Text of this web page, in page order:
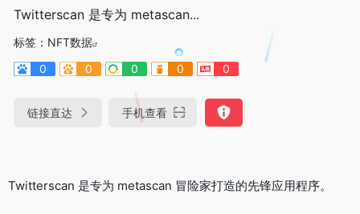
Twitterscan 是专为 metascan...
标签： NFT数据
0
0 0 0 0
链接直达 手机查看
Twitterscan 是专为 metascan 冒险家打造的先锋应用程序。